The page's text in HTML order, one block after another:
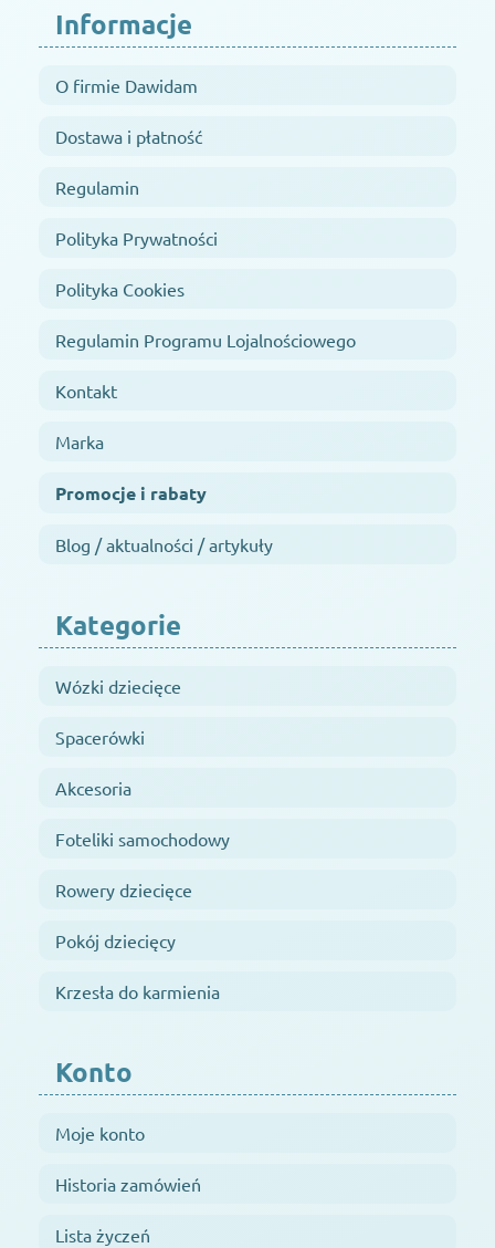
Informacje
O firmie Dawidam
Dostawa i płatność
Regulamin
Polityka Prywatności
Polityka Cookies
Regulamin Programu Lojalnościowego
Kontakt
Marka
Promocje i rabaty
Blog / aktualności / artykuły
Kategorie
Wózki dziecięce
Spacerówki
Akcesoria
Foteliki samochodowy
Rowery dziecięce
Pokój dziecięcy
Krzesła do karmienia
Konto
Moje konto
Historia zamówień
Lista życzeń